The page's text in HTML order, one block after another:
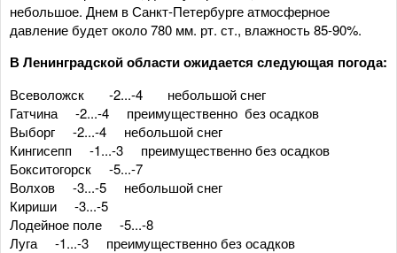
небольшое. Днем в Санкт-Петербурге атмосферное
давление будет около 780 мм. рт. ст., влажность 85-90%.
В Ленинградской области ожидается следующая погода:
Всеволожск -2...-4 небольшой снег
Гатчина -2...-4 преимущественно без осадков
Выборг -2...-4 небольшой снег
Кингисепп -1...-3 преимущественно без осадков
Бокситогорск -5...-7
Волхов -3...-5 небольшой снег
Кириши -3...-5
Лодейное поле -5...-8
Луга -1...-3 преимущественно без осадков